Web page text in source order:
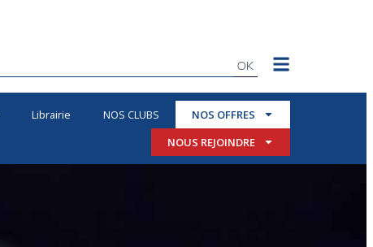
OK
Librairie NOS CLUBS
NOS OFFRES
NOUS REJOINDRE